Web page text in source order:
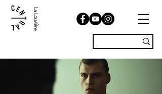
La Louvière